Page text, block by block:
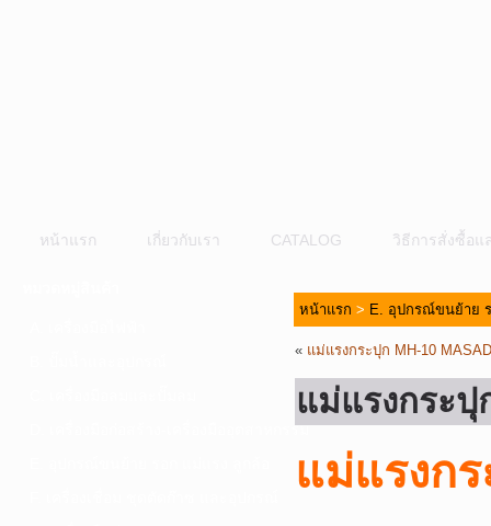
หน้าแรก เกี่ยวกับเรา CATALOG วิธีการสั่งซื้อแ
D. เครื่องมือก่อสร้าง-เครื่องมืออุตสาหกรรม
หน้าแรก > E. อุปกรณ์ขนย้าย
« แม่แรงกระปุก MH-10
แม่แรงกระปุ
แม่แรงก